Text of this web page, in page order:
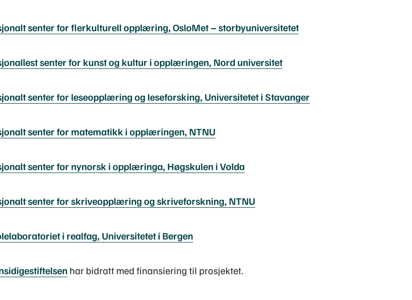
senter for flerkulturell opplæring, OsloMet – storbyuniversitetet
senter for kunst og kultur i opplæringen, Nord universitet
senter for leseopplæring og leseforsking, Universitetet i Stavanger
senter for matematikk i opplæringen, NTNU
senter for nynorsk i opplæringa, Høgskulen i Volda
senter for skriveopplæring og skriveforskning, NTNU
i realfag, Universitetet i Bergen
har bidratt med finansiering til prosjektet.